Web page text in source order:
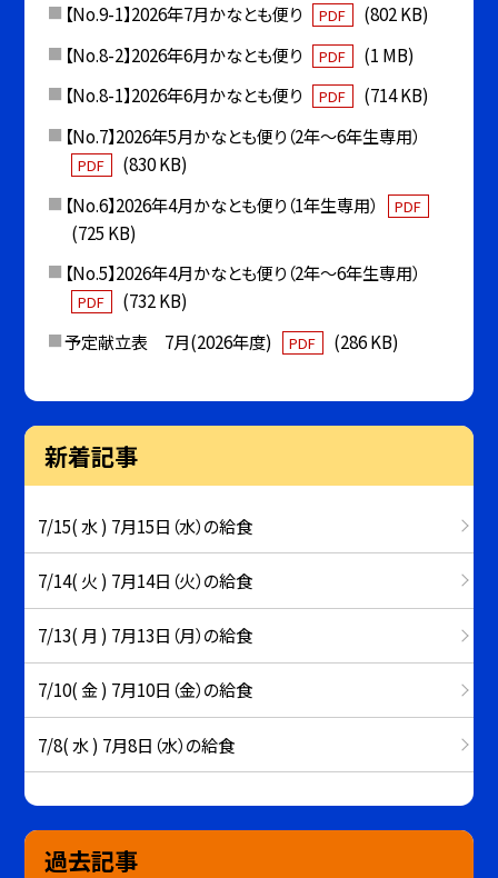
【No.9-1】2026年7月かなとも便り
PDF
(802 KB)
【No.8-2】2026年6月かなとも便り
PDF
(1 MB)
【No.8-1】2026年6月かなとも便り
PDF
(714 KB)
【No.7】2026年5月かなとも便り（2年〜6年生専用）
PDF
(830 KB)
【No.6】2026年4月かなとも便り（1年生専用）
PDF
(725 KB)
【No.5】2026年4月かなとも便り（2年〜6年生専用）
PDF
(732 KB)
予定献立表 7月(2026年度)
PDF (286 KB)
新着記事
7/15( 水 ) 7月15日（水）の給食
7/14( 火 ) 7月14日（火）の給食
7/13( 月 ) 7月13日（月）の給食
7/10( 金 ) 7月10日（金）の給食
7/8( 水 ) 7月8日（水）の給食
過去記事